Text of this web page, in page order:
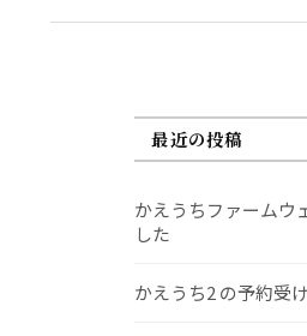
最近の投稿
かえうちファームウ
した
かえうち2 の予約受